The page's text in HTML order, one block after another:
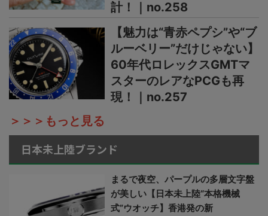
計！｜no.258
【魅力は“青赤ペプシ”や“ブ
ルーベリー”だけじゃない】
60年代ロレックスGMTマ
スターのレアなPCGも再
現！｜no.257
＞＞＞もっと見る
日本未上陸ブランド
まるで夜空、パープルの多層文字盤
が美しい【日本未上陸“本格機械
式”ウオッチ】香港発の新